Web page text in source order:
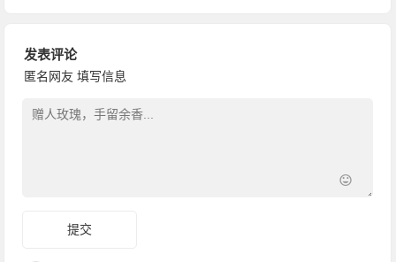
发表评论
匿名网友 填写信息